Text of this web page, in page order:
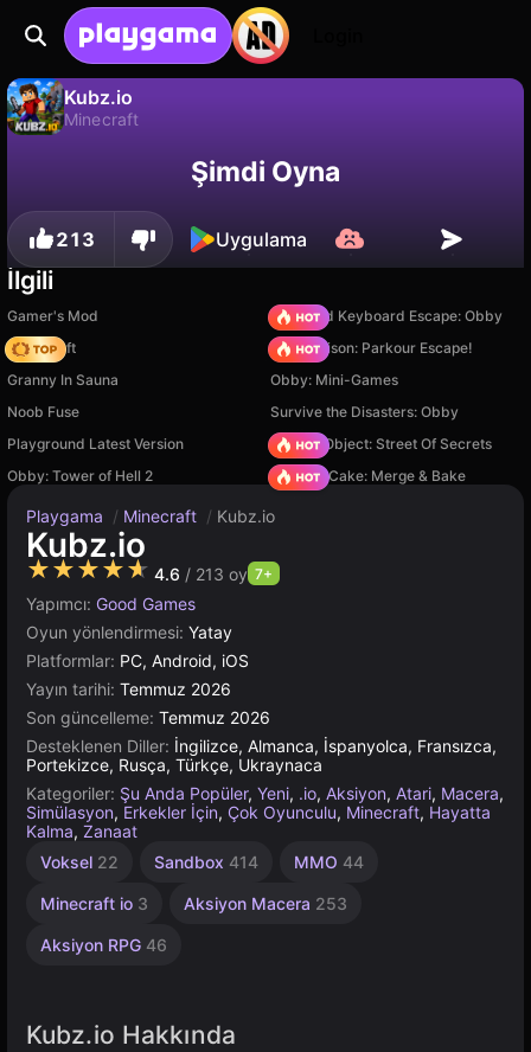
Kubz.io
Minecraft
İlerlemeyi kaydet! Hayır
Şimdi Oyna
213 Uygulama
İlgili
Gamer's Mod
+1 Speed Keyboard Escape: Obby
Trap Craft
Barry Prison: Parkour Escape!
Granny In Sauna
Obby: Mini-Games
Noob Fuse
Survive the Disasters: Obby
Playground Latest Version
Hidden Object: Street Of Secrets
Obby: Tower of Hell 2
Piece of Cake: Merge & Bake
Playgama / Minecraft / Kubz.io
Kubz.io
★★★★★ 4.6 / 213 oy 7+
Yapımcı: Good Games
Oyun yönlendirmesi: Yatay
Platformlar: PC, Android, iOS
Yayın tarihi: Temmuz 2026
Son güncelleme: Temmuz 2026
Desteklenen Diller: İngilizce, Almanca, İspanyolca, Fransızca,
Portekizce, Rusça, Türkçe, Ukraynaca
Kategoriler: Şu Anda Popüler, Yeni, .io, Aksiyon, Atari, Macera,
Simülasyon, Erkekler İçin, Çok Oyunculu, Minecraft, Hayatta
Kalma, Zanaat
Voksel 22 Sandbox 414 MMO 44
Minecraft io 3 Aksiyon Macera 253
Aksiyon RPG 46
Kubz.io Hakkında